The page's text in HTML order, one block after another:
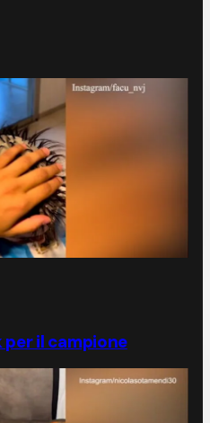
per il campione